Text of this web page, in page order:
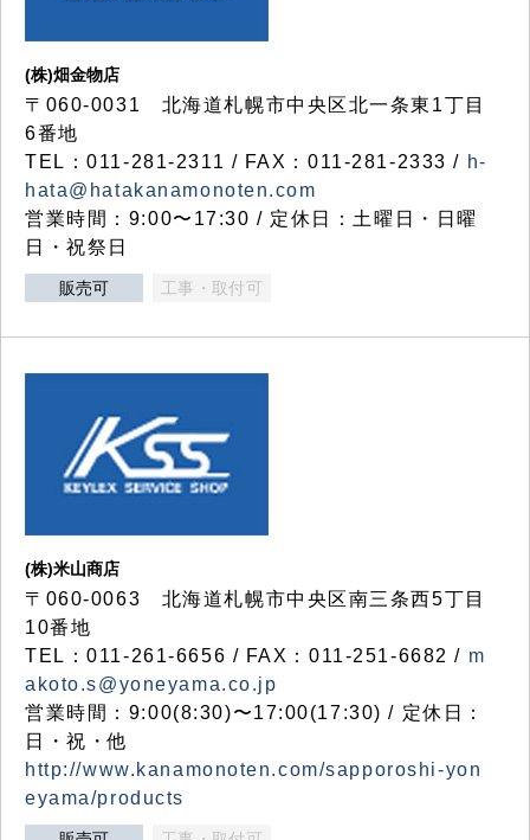
(株)畑金物店
〒060-0031 北海道札幌市中央区北一条東1丁目
6番地
TEL：011-281-2311 / FAX：011-281-2333 / h-
hata@hatakanamonoten.com
営業時間：9:00〜17:30 / 定休日：土曜日・日曜
日・祝祭日
販売可 工事・取付可
(株)米山商店
〒060-0063 北海道札幌市中央区南三条西5丁目
10番地
TEL：011-261-6656 / FAX：011-251-6682 / m
akoto.s@yoneyama.co.jp
営業時間：9:00(8:30)〜17:00(17:30) / 定休日：
日・祝・他
http://www.kanamonoten.com/sapporoshi-yon
eyama/products